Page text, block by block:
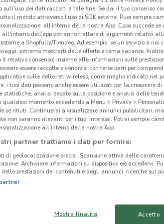
volantini nella tua zona. Riprova più
SESTO SAN
GIOVANNI
CORNAREDO
sull'uso dei dati raccolti a tale fine. Se dai il tuo consenso
il mondo attraverso l’uso di SDK esterne. Puoi sempre
all’interno della nostra App. Cosa succede
all'interno dell’app potranno trattare di argomenti relativi
a Shopfully/Tiendeo. Ad esempio, se un servizio a
potremo mostrarti delle offerte a tema vacanze.
il relativo consenso) insieme alle informazioni sulle
essere raccolte e condivisi con terze parti per
sulle delle reti wireless, come meglio indicato nel
i tuoi dati possono anche essere utilizzati per la creazione
statistiche, analisi basate sulla posizione e analisi delle
qualsiasi momento accedendo a Menu > Privacy >
se rifiuti: Continuerai a visualizzare annunci pubblicitari,
non saranno rilevanti per i tuoi interessi. Potrai sempre
all'interno della nostra App.
partner trattiamo i dati per fornire:
di geolocalizzazione precisi. Scansione attiva delle
Archiviare informazioni su dispositivo e/o accedervi.
prestazioni dei contenuti e degli annunci, ricerche sul
Mostra finalità Accetto